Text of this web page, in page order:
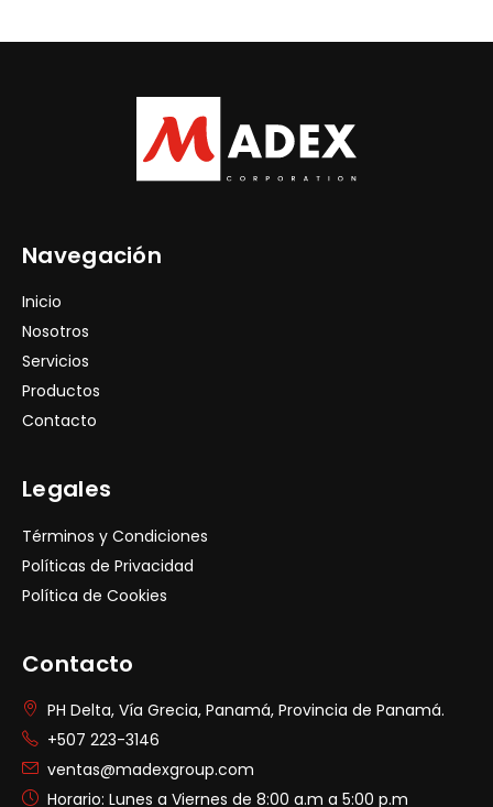
Navegación
Inicio
Nosotros
Servicios
Productos
Contacto
Legales
Términos y Condiciones
Políticas de Privacidad
Política de Cookies
Contacto
PH Delta, Vía Grecia, Panamá, Provincia de Panamá.
+507 223-3146
ventas@madexgroup.com
Horario: Lunes a Viernes de 8:00 a.m a 5:00 p.m